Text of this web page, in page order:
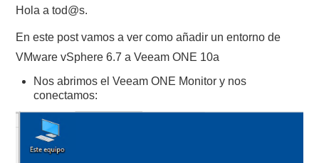
Hola a tod@s.
En este post vamos a ver como añadir un entorno de
VMware vSphere 6.7 a Veeam ONE 10a
Nos abrimos el Veeam ONE Monitor y nos
conectamos: